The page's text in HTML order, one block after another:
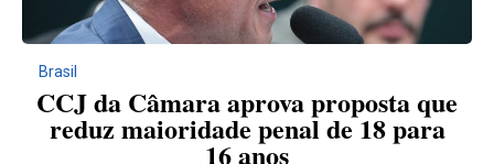
Brasil
CCJ da Câmara aprova proposta que
reduz maioridade penal de 18 para
16 anos